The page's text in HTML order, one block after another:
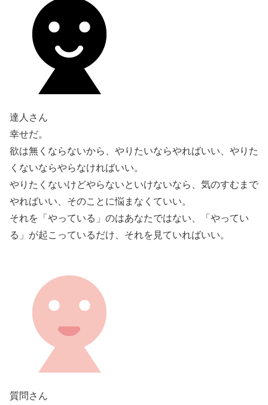
達人さん
幸せだ。
欲は無くならないから、やりたいならやればいい、やりた
くないならやらなければいい。
やりたくないけどやらないといけないなら、気のすむまで
やればいい、そのことに悩まなくていい。
それを「やっている」のはあなたではない、「やってい
る」が起こっているだけ、それを見ていればいい。
質問さん